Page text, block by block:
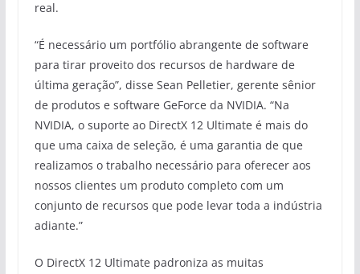
real.
“É necessário um portfólio abrangente de software
para tirar proveito dos recursos de hardware de
última geração”, disse Sean Pelletier, gerente sênior
de produtos e software GeForce da NVIDIA. “Na
NVIDIA, o suporte ao DirectX 12 Ultimate é mais do
que uma caixa de seleção, é uma garantia de que
realizamos o trabalho necessário para oferecer aos
nossos clientes um produto completo com um
conjunto de recursos que pode levar toda a indústria
adiante.”
O DirectX 12 Ultimate padroniza as muitas